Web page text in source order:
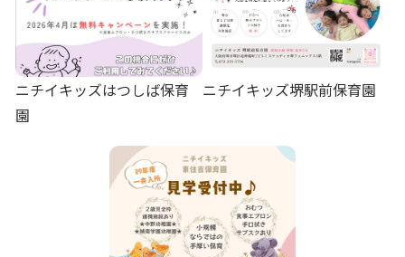
ニチイキッズはつしば保育
園
ニチイキッズ堺駅前保育園